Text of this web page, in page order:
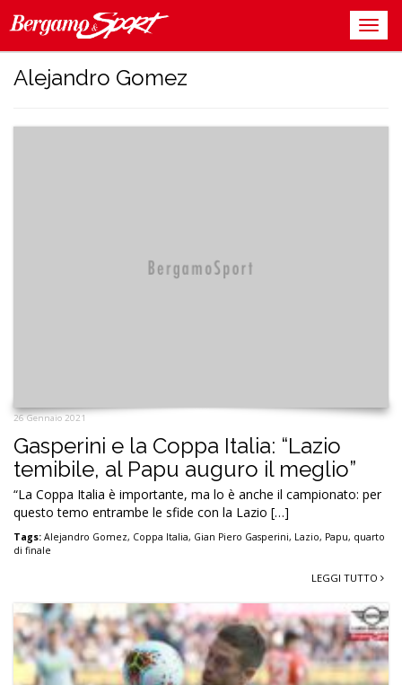
Alejandro Gomez
26 Gennaio 2021
Gasperini e la Coppa Italia: “Lazio
temibile, al Papu auguro il meglio”
“La Coppa Italia è importante, ma lo è anche il campionato: per
questo temo entrambe le sfide con la Lazio […]
Tags: Alejandro Gomez, Coppa Italia, Gian Piero Gasperini, Lazio, Papu, quarto
di finale
LEGGI TUTTO